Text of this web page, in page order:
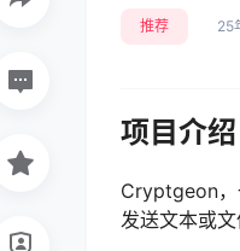
推荐 25
项目介绍
Cryptgeon，
发送文本或